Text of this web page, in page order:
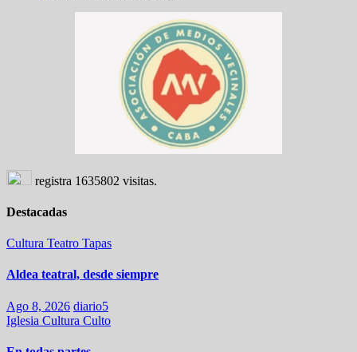
registra 1635802 visitas.
Destacadas
Cultura Teatro Tapas
Aldea teatral, desde siempre
Ago 8, 2026 diario5
Iglesia Cultura Culto